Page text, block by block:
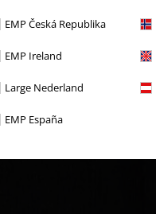
EMP Česká Republika
EMP Ireland
Large Nederland
EMP España